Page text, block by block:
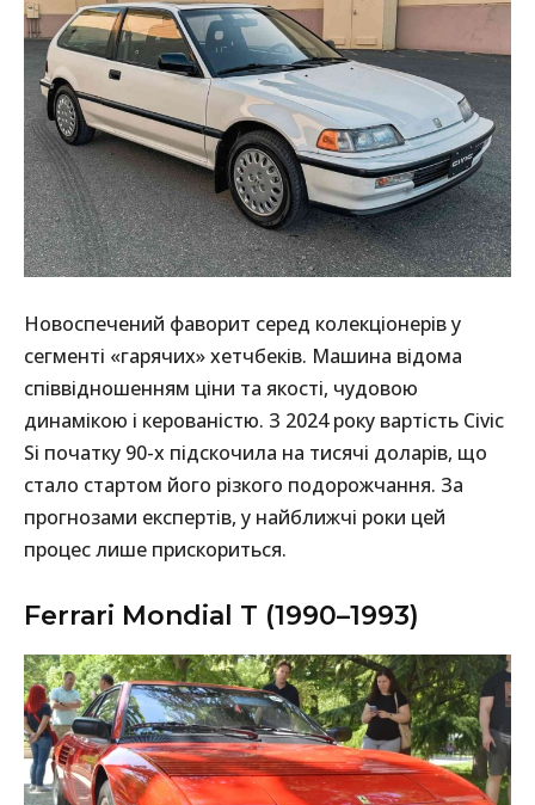
Новоспечений фаворит серед колекціонерів у
сегменті «гарячих» хетчбеків. Машина відома
співвідношенням ціни та якості, чудовою
динамікою і керованістю. З 2024 року вартість Civic
Si початку 90-х підскочила на тисячі доларів, що
стало стартом його різкого подорожчання. За
прогнозами експертів, у найближчі роки цей
процес лише прискориться.
Ferrari Mondial T (1990–1993)